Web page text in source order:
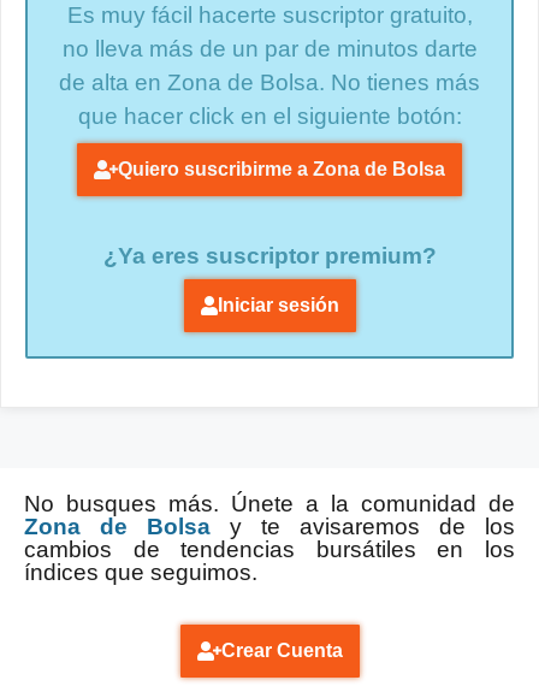
Es muy fácil hacerte suscriptor gratuito,
no lleva más de un par de minutos darte
de alta en Zona de Bolsa. No tienes más
que hacer click en el siguiente botón:
Quiero suscribirme a Zona de Bolsa
¿Ya eres suscriptor premium?
Iniciar sesión
No busques más. Únete a la comunidad de
Zona de Bolsa y te avisaremos de los
cambios de tendencias bursátiles en los
índices que seguimos.
Crear Cuenta